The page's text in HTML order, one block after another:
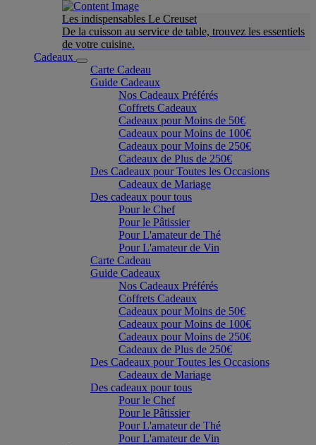
Les indispensables Le Creuset
De la cuisson au service de table, trouvez les essentiels
de votre cuisine.
Cadeaux
Carte Cadeau
Guide Cadeaux
Nos Cadeaux Préférés
Coffrets Cadeaux
Cadeaux pour Moins de 50€
Cadeaux pour Moins de 100€
Cadeaux pour Moins de 250€
Cadeaux de Plus de 250€
Des Cadeaux pour Toutes les Occasions
Cadeaux de Mariage
Des cadeaux pour tous
Pour le Chef
Pour le Pâtissier
Pour L'amateur de Thé
Pour L'amateur de Vin
Carte Cadeau
Guide Cadeaux
Nos Cadeaux Préférés
Coffrets Cadeaux
Cadeaux pour Moins de 50€
Cadeaux pour Moins de 100€
Cadeaux pour Moins de 250€
Cadeaux de Plus de 250€
Des Cadeaux pour Toutes les Occasions
Cadeaux de Mariage
Des cadeaux pour tous
Pour le Chef
Pour le Pâtissier
Pour L'amateur de Thé
Pour L'amateur de Vin